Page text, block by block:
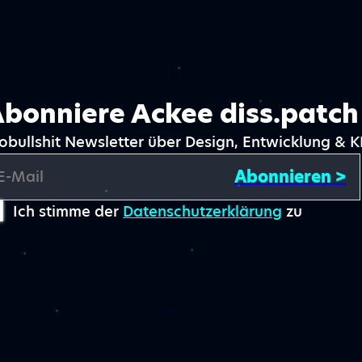
Ackee diss.patch
Newsletter über Design, Entwicklung &
Mail
Abonnieren >
Ich stimme der Datenschutzerklärung zu